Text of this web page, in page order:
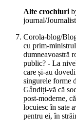
Alte crochiuri
journal/
Corola-blog/
cu prim-
dumneavoastră
public? - La
care și-au
singurele forme
Gândiți-vă că
post-moderne,
locuiesc în sate
pentru ei, în